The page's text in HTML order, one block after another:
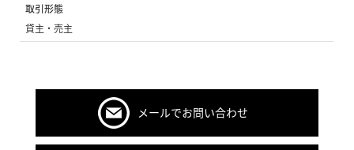
取引形態
貸主・売主
メールでお問い合わせ